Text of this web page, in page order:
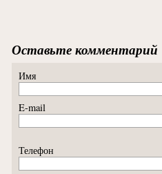
Оставьте комментарий
Имя
E-mail
Телефон